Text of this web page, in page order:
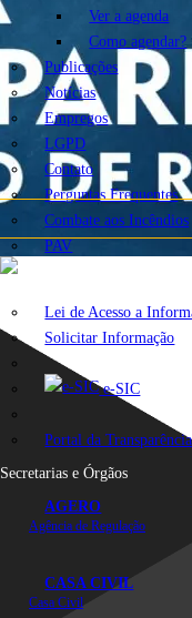
Ver a agenda
Como agendar?
Publicações
Notícias
Empregos
LGPD
Contato
Perguntas Frequentes
Combate aos Incêndios
PAV
Lei de Acesso a
Solicitar Informação
e-SIC
Portal da Transparência
Secretarias e Órgãos
AGERO
Agência de Regulação
CASA CIVIL
Casa Civil